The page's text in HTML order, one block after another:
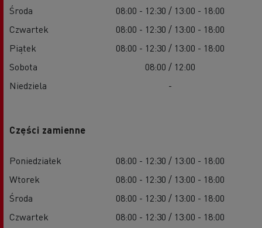
Środa
08:00 - 12:30 / 13:00 - 18:00
Czwartek
08:00 - 12:30 / 13:00 - 18:00
Piątek
08:00 - 12:30 / 13:00 - 18:00
Sobota
08:00 / 12:00
Niedziela
-
Części zamienne
Poniedziałek
08:00 - 12:30 / 13:00 - 18:00
Wtorek
08:00 - 12:30 / 13:00 - 18:00
Środa
08:00 - 12:30 / 13:00 - 18:00
Czwartek
08:00 - 12:30 / 13:00 - 18:00